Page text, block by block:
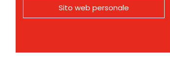
Sito web personale